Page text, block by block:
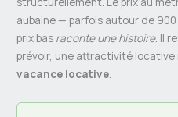
aubaine — parfois autour de
prix bas raconte une histoire. Il
prévoir, une attractivité
vacance locative.